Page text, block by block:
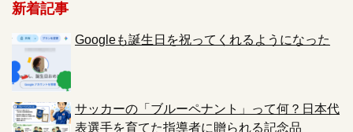
新着記事
Googleも誕生日を祝ってくれるようになった
サッカーの「ブルーペナント」って何？日本代
表選手を育てた指導者に贈られる記念品